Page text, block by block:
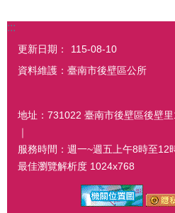
:::
更新日期：
115-08-10
資料維護：臺南市後壁區公所
地址：731022 臺南市後壁區後壁
｜
服務時間：週一~週五上午8時至12
最佳瀏覽解析度 1024x768